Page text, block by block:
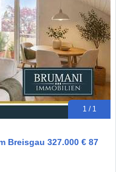
1 / 1
Breisgau 327.000 € 87